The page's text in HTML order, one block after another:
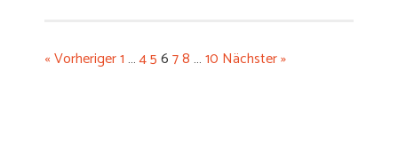
« Vorheriger1 …45678 …10 Nächster »